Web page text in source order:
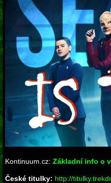
Kontinuum.cz: Základní info o
České titulky: http://